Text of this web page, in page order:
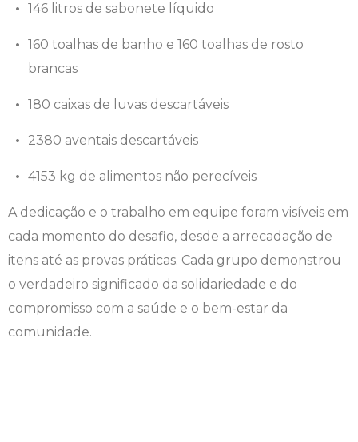
146 litros de sabonete líquido
160 toalhas de banho e 160 toalhas de rosto
brancas
180 caixas de luvas descartáveis
2380 aventais descartáveis
4153 kg de alimentos não perecíveis
A dedicação e o trabalho em equipe foram visíveis em
cada momento do desafio, desde a arrecadação de
itens até as provas práticas. Cada grupo demonstrou
o verdadeiro significado da solidariedade e do
compromisso com a saúde e o bem-estar da
comunidade.
Nutrição
Odontologia
Publicidade e Propaganda
Ouvidoria
Plano de Ensino
Seguro Escolar
Sapien
Simulado Preparatório
Portal do RH
Programa de Monitoria
Revistas Campo Real
WhatsApp Campo Real